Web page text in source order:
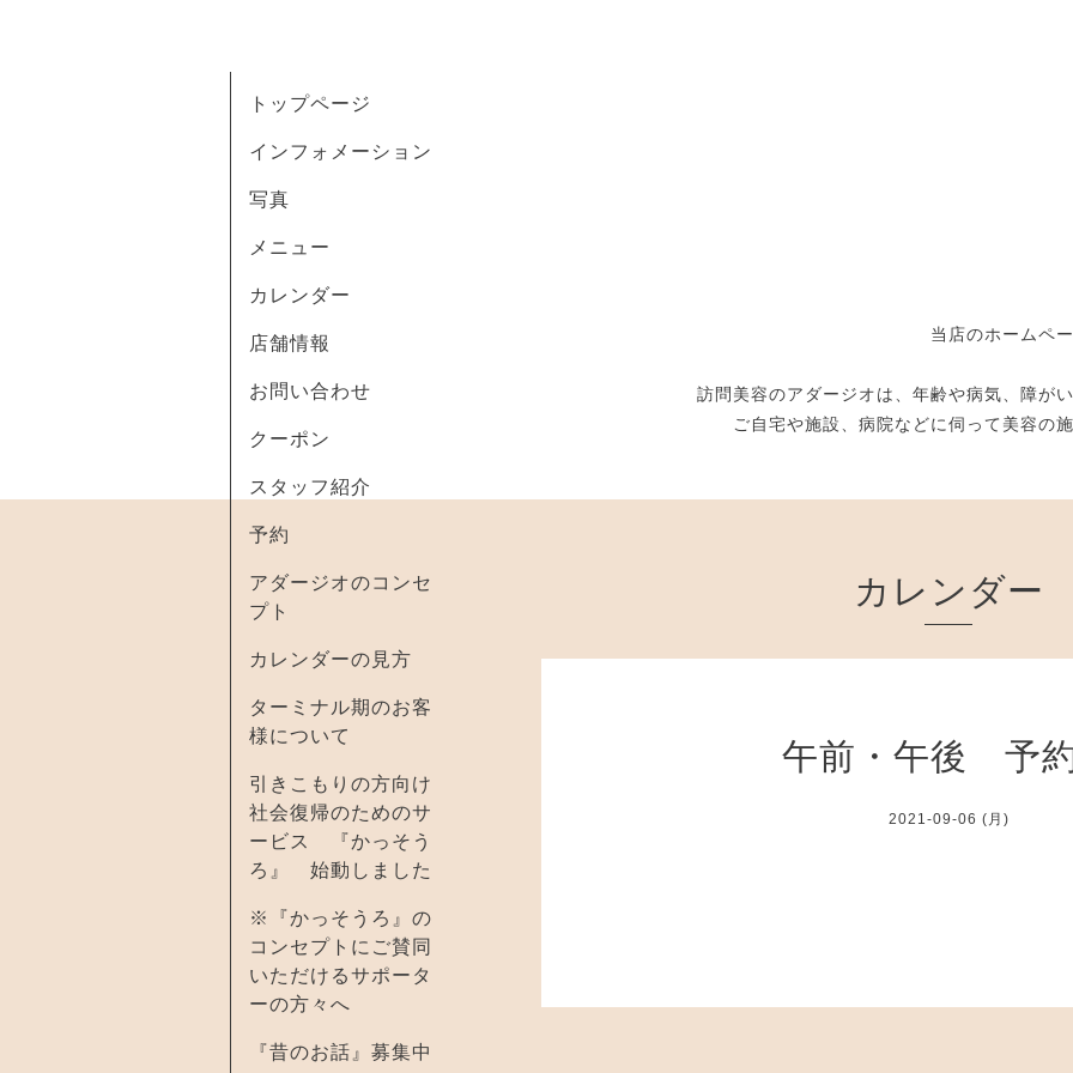
当店のホームペ
訪問美容のアダージオは、年齢や病気、障が
ご自宅や施設、病院などに伺って美容の
トップページ
インフォメーション
写真
メニュー
カレンダー
店舗情報
お問い合わせ
クーポン
スタッフ紹介
予約
アダージオのコンセ
プト
カレンダーの見方
ターミナル期のお客
様について
引きこもりの方向け
社会復帰のためのサ
ービス 『かっそう
ろ』 始動しました
※『かっそうろ』の
コンセプトにご賛同
いただけるサポータ
ーの方々へ
『昔のお話』募集中
カレンダー
午前・午後 予
2021-09-06 (月)